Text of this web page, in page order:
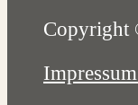
Copyright